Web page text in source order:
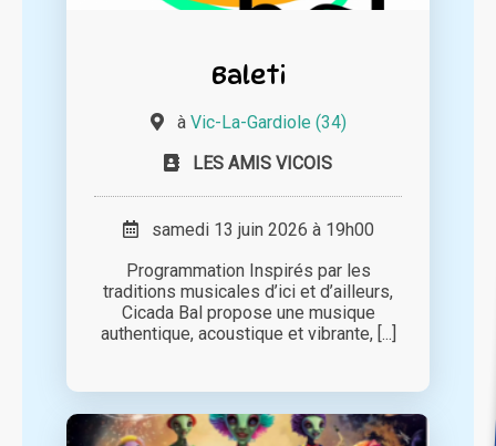
Baleti
à Vic-La-Gardiole (34)
LES AMIS VICOIS
samedi 13 juin 2026 à 19h00
Programmation Inspirés par les
traditions musicales d’ici et d’ailleurs,
Cicada Bal propose une musique
authentique, acoustique et vibrante, [...]